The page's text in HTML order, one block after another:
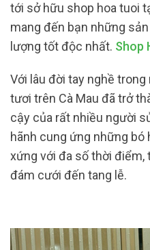
tới sở hữu shop hoa tuoi
mang đến bạn những
lượng tốt độc nhất. Shop
Với lâu đời tay nghề
tươi trên Cà Mau đã trở
cậy của rất nhiều người
hãnh cung ứng những bó
xứng với đa số thời điểm,
đám cưới đến tang lễ.